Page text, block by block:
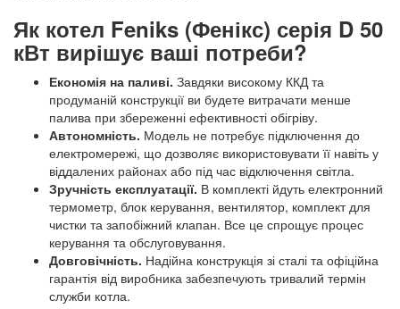
Як котел Feniks (Фенікс) серія D 50
кВт вирішує ваші потреби?
Економія на паливі. Завдяки високому ККД та
продуманій конструкції ви будете витрачати менше
палива при збереженні ефективності обігріву.
Автономність. Модель не потребує підключення до
електромережі, що дозволяє використовувати її навіть у
віддалених районах або під час відключення світла.
Зручність експлуатації. В комплекті йдуть електронний
термометр, блок керування, вентилятор, комплект для
чистки та запобіжний клапан. Все це спрощує процес
керування та обслуговування.
Довговічність. Надійна конструкція зі сталі та офіційна
гарантія від виробника забезпечують тривалий термін
служби котла.